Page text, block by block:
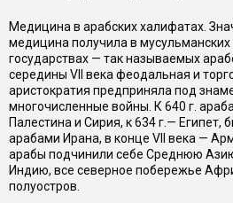
Медицина в арабских халифатах.
медицина получила в
государствах — так называемых
середины VII века феодальная и
аристократия предприняла под
многочисленные войны. К 640 г.
Палестина и Сирия, к 634 г.— Египет,
арабами Ирана, в конце VII века —
арабы подчинили себе Среднюю
Индию, все северное побережье
полуостров.